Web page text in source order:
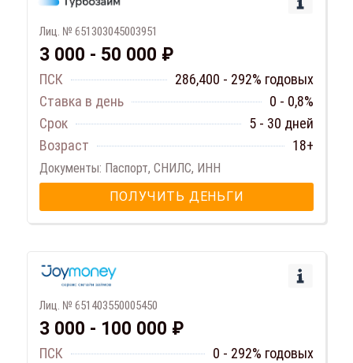
Лиц. № 651303045003951
3 000 - 50 000 ₽
ПСК
286,400 - 292% годовых
Ставка в день
0 - 0,8%
Срок
5 - 30 дней
Возраст
18+
Документы: Паспорт, СНИЛС, ИНН
ПОЛУЧИТЬ ДЕНЬГИ
Лиц. № 651403550005450
3 000 - 100 000 ₽
ПСК
0 - 292% годовых